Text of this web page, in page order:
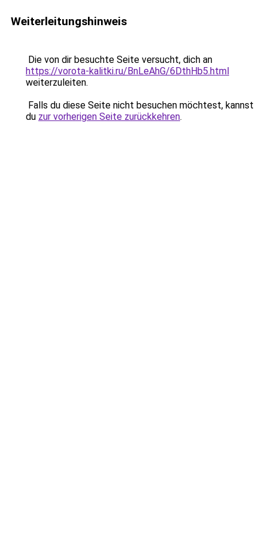
Weiterleitungshinweis
Die von dir besuchte Seite versucht, dich an
https://vorota-kalitki.ru/BnLeAhG/6DthHb5.html
weiterzuleiten.
Falls du diese Seite nicht besuchen möchtest, kannst
du zur vorherigen Seite zurückkehren.